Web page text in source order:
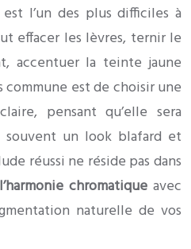
l’un des plus difficiles à
effacer les lèvres, ternir le
accentuer la teinte jaune
commune est de choisir une
pensant qu’elle sera
un look blafard et
réussi ne réside pas dans
l’harmonie chromatiqueavec
naturelle de vos